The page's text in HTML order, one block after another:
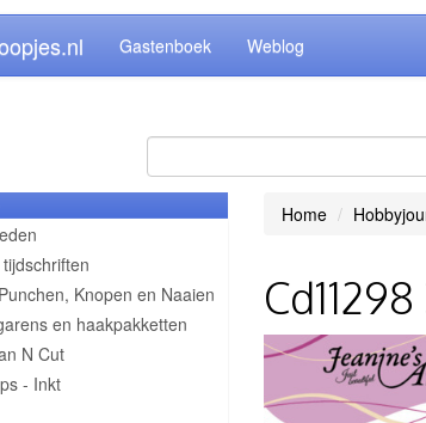
Gastenboek Weblog
Knopen en Naaien
en haakpakketten
N Cut
- Inkt
Home